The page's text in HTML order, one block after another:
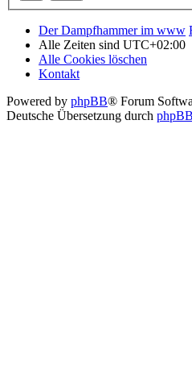
Der Dampfhammer im www
Alle Zeiten sind UTC+02:00
Alle Cookies löschen
Kontakt
Powered by phpBB® Forum
Deutsche Übersetzung durch